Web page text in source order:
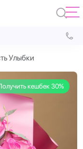
Улыбки
кешбек 30%